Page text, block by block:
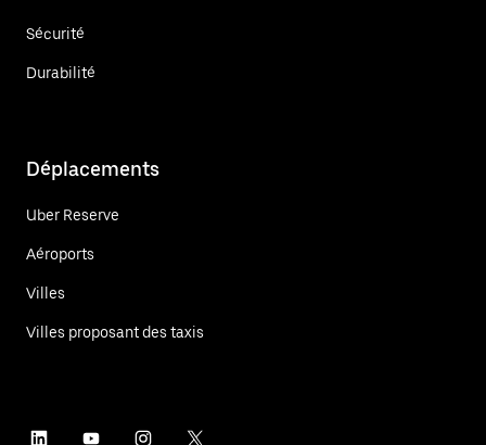
Sécurité
Durabilité
Déplacements
Uber Reserve
Aéroports
Villes
Villes proposant des taxis